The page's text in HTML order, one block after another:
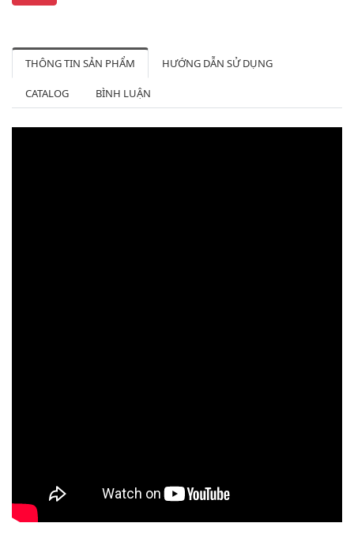
THÔNG TIN SẢN PHẨM HƯỚNG DẪN SỬ DỤNG
CATALOG BÌNH LUẬN